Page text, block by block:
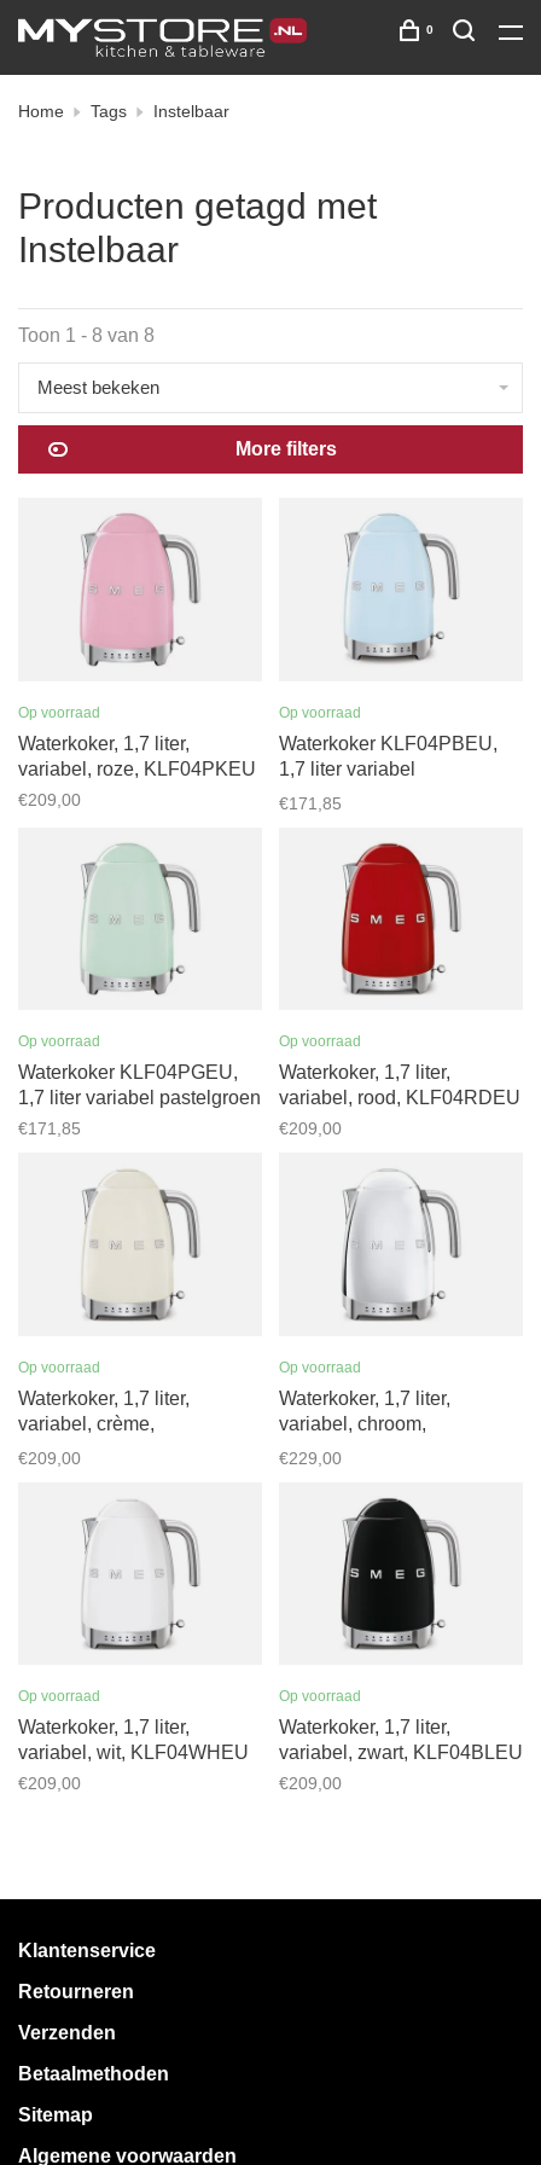
0
Home Tags Instelbaar
Producten getagd met
Instelbaar
Toon 1 - 8 van 8
Meest bekeken
More filters
Op voorraad
Waterkoker, 1,7 liter,
variabel, roze, KLF04PKEU
€209,00
Op voorraad
Waterkoker KLF04PBEU,
1,7 liter variabel
pastelblauw
€171,85
Op voorraad
Waterkoker KLF04PGEU,
1,7 liter variabel pastelgroen
€171,85
Op voorraad
Waterkoker, 1,7 liter,
variabel, rood, KLF04RDEU
€209,00
Op voorraad
Waterkoker, 1,7 liter,
variabel, crème,
KLF04CREU
€209,00
Op voorraad
Waterkoker, 1,7 liter,
variabel, chroom,
KLF04SSEU
€229,00
Op voorraad
Waterkoker, 1,7 liter,
variabel, wit, KLF04WHEU
€209,00
Op voorraad
Waterkoker, 1,7 liter,
variabel, zwart, KLF04BLEU
€209,00
Klantenservice
Retourneren
Verzenden
Betaalmethoden
Sitemap
Algemene voorwaarden